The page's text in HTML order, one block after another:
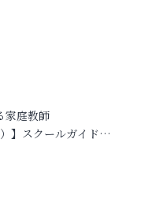
家庭教師
】スクールガイド…